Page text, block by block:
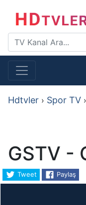
Hdtvler › Spor TV ›
GSTV -
Tweet Paylaş